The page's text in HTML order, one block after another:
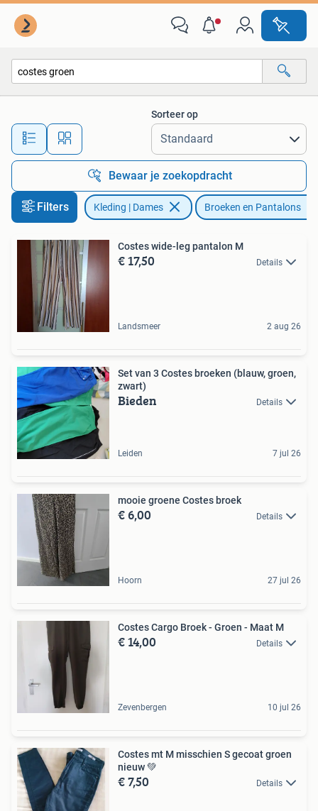
Alle afstanden…
Sorteer op
Bewaar je zoekopdracht
Filters Kleding | Dames Broeken en Pantalons
Costes wide-leg pantalon M
€ 17,50 Details
Landsmeer 2 aug 26
Set van 3 Costes broeken (blauw, groen,
zwart)
Bieden Details
Leiden 7 jul 26
mooie groene Costes broek
€ 6,00 Details
Hoorn 27 jul 26
Costes Cargo Broek - Groen - Maat M
€ 14,00 Details
Zevenbergen 10 jul 26
Costes mt M misschien S gecoat groen
nieuw 💚
€ 7,50 Details